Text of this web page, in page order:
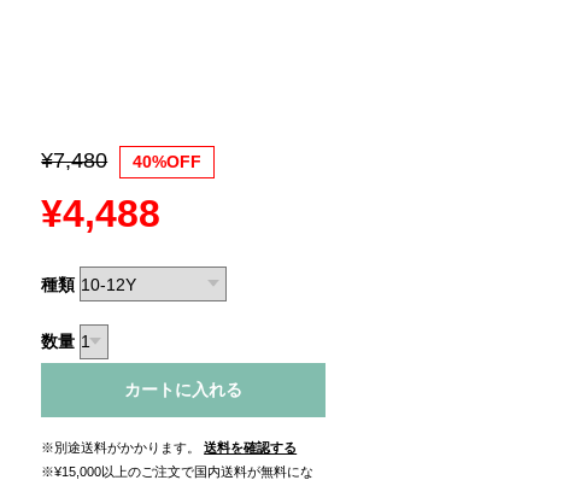
¥7,480 40%OFF
¥4,488
種類
数量
カートに入れる
※別途送料がかかります。
送料を確認する
※¥15,000以上のご注文で国内送料が無料にな